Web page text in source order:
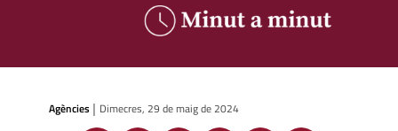
Agències | Dimecres, 29 de maig de 2024